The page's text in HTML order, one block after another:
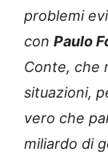
problemi
con Paulo
Conte, che
situazioni,
vero che
miliardo di